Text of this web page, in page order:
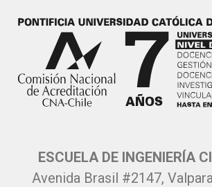
ESCUELA DE INGENIERÍA
Avenida Brasil #2147,